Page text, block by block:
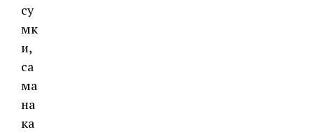
су
мк
и,
са
ма
на
ка